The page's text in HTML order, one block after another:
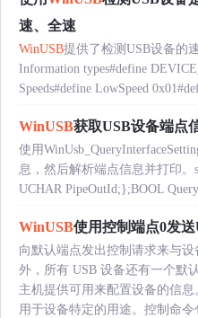
速、全速
WinUSB提供了检测USB设备的
Information types#define
Speeds#define LowSpeed
WinUSB获取USB设备端点
使用
息，然后解析端点信息并打印。
UCHAR PipeOutId;};BOOL
WinUSB使用控制端点0发
向默认端点发出控制请求来与
外，所有 USB 设备还有一个默
主机提供可用来配置设备的信
用于设备特定的用途。控制命